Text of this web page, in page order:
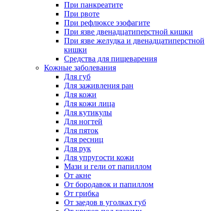
При панкреатите
При рвоте
При рефлюксе эзофагите
При язве двенадцатиперстной кишки
При язве желудка и двенадцатиперстной
кишки
Средства для пищеварения
Кожные заболевания
Для губ
Для заживления ран
Для кожи
Для кожи лица
Для кутикулы
Для ногтей
Для пяток
Для ресниц
Для рук
Для упругости кожи
Мази и гели от папиллом
От акне
От бородавок и папиллом
От грибка
От заедов в уголках губ